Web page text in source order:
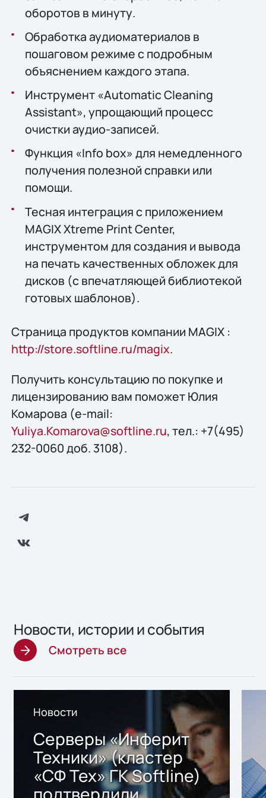
оборотов в минуту.
Обработка аудиоматериалов в
пошаговом режиме с подробным
объяснением каждого этапа.
Инструмент «Automatic Cleaning
Assistant», упрощающий процесс
очистки аудио-записей.
Функция «Info box» для немедленного
получения полезной справки или
помощи.
Тесная интеграция с приложением
MAGIX Xtreme Print Center,
инструментом для создания и вывода
на печать качественных обложек для
дисков (с впечатляющей библиотекой
готовых шаблонов).
Страница продуктов компании MAGIX :
http://store.softline.ru/magix.
Получить консультацию по покупке и
лицензированию вам поможет Юлия
Комарова (e-mail:
Yuliya.Komarova@softline.ru, тел.: +7(495)
232-0060 доб. 3108).
Новости, истории и события
Смотреть все
Новости
Серверы «Инферит
Техники» (кластер
«СФ Тех» ГК Softline)